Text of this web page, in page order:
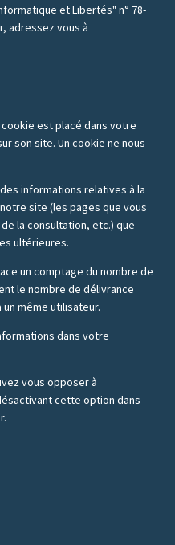
et Libertés" n° 78-
adressez vous à
est placé dans votre
son site. Un cookie ne nous
informations relatives à la
site (les pages que vous
la consultation, etc.) que
ultérieures.
un comptage du nombre de
le nombre de délivrance
même utilisateur.
dans votre
vous opposer à
cette option dans